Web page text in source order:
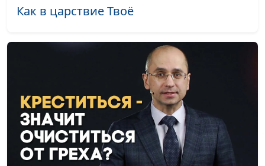
Как в царствие Твоё